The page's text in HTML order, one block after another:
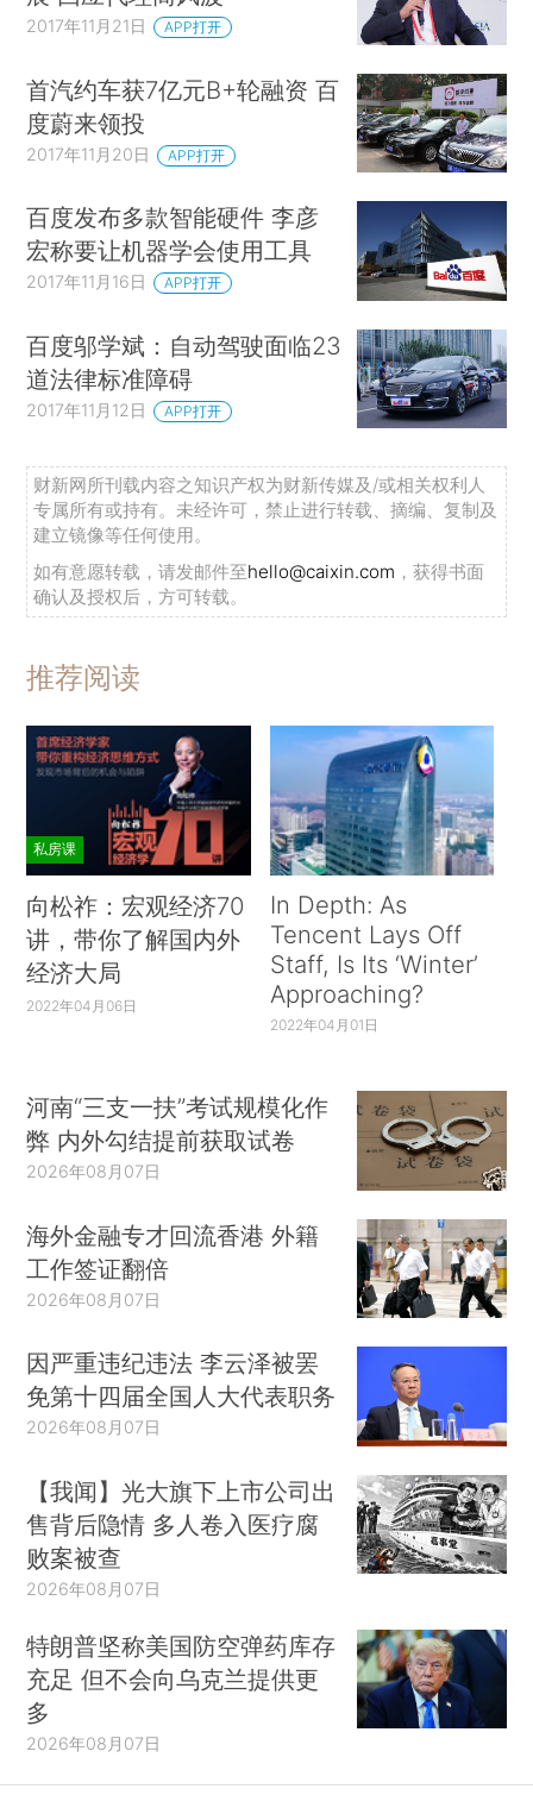
2017年11月21日 APP打开
首汽约车获7亿元B+轮融资 百
度蔚来领投
2017年11月20日 APP打开
百度发布多款智能硬件 李彦
宏称要让机器学会使用工具
2017年11月16日 APP打开
百度邬学斌：自动驾驶面临23
道法律标准障碍
2017年11月12日 APP打开
财新网所刊载内容之知识产权为财新传媒及/或相关权利人
专属所有或持有。未经许可，禁止进行转载、摘编、复制及
建立镜像等任何使用。
如有意愿转载，请发邮件至hello@caixin.com ，获得书面
确认及授权后，方可转载。
推荐阅读
私房课
向松祚：宏观经济70
讲，带你了解国内外
经济大局
2022年04月06日
In Depth: As
Tencent Lays Off
Staff, Is Its ‘Winter’
Approaching?
2022年04月01日
河南“三支一扶”考试规模化作
弊 内外勾结提前获取试卷
2026年08月07日
海外金融专才回流香港 外籍
工作签证翻倍
2026年08月07日
因严重违纪违法 李云泽被罢
免第十四届全国人大代表职务
2026年08月07日
【我闻】光大旗下上市公司出
售背后隐情 多人卷入医疗腐
败案被查
2026年08月07日
特朗普坚称美国防空弹药库存
充足 但不会向乌克兰提供更
多
2026年08月07日